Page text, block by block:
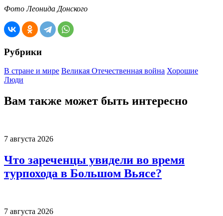
Фото Леонида Донского
Рубрики
В стране и мире Великая Отечественная война Хорошие
Люди
Вам также может быть интересно
7 августа 2026
Что зареченцы увидели во время
турпохода в Большом Вьясе?
7 августа 2026